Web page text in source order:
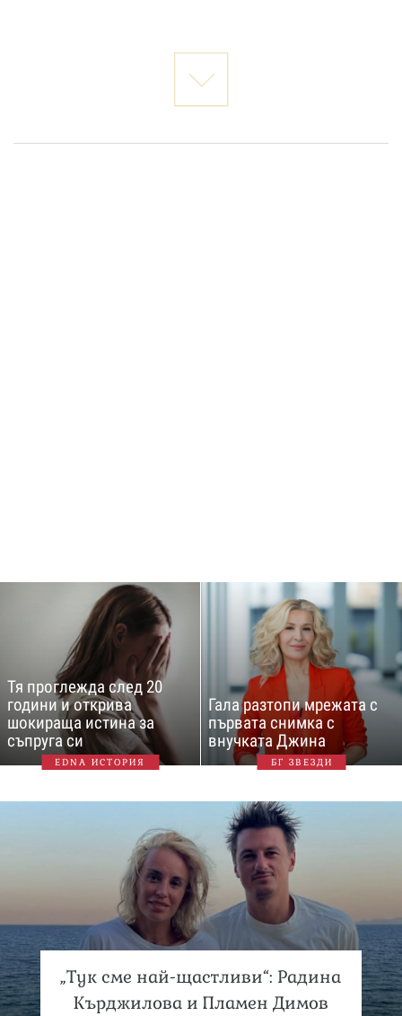
Тя проглежда след 20
години и открива
шокираща истина за
съпруга си
EDNA ИСТОРИЯ
Гала разтопи мрежата с
първата снимка с
внучката Джина
БГ ЗВЕЗДИ
„Тук сме най-щастливи“: Радина
Кърджилова и Пламен Димов